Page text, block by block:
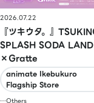
2026.07.22
『ツキウタ。』
SPLASH SODA LAND
×Gratte
animate Ikebukuro
Flagship Store